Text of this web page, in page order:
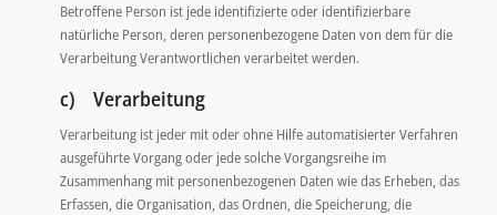
Betroffene Person ist jede identifizierte oder identifizierbare
natürliche Person, deren personenbezogene Daten von dem für die
Verarbeitung Verantwortlichen verarbeitet werden.
c) Verarbeitung
Verarbeitung ist jeder mit oder ohne Hilfe automatisierter Verfahren
ausgeführte Vorgang oder jede solche Vorgangsreihe im
Zusammenhang mit personenbezogenen Daten wie das Erheben, das
Erfassen, die Organisation, das Ordnen, die Speicherung, die